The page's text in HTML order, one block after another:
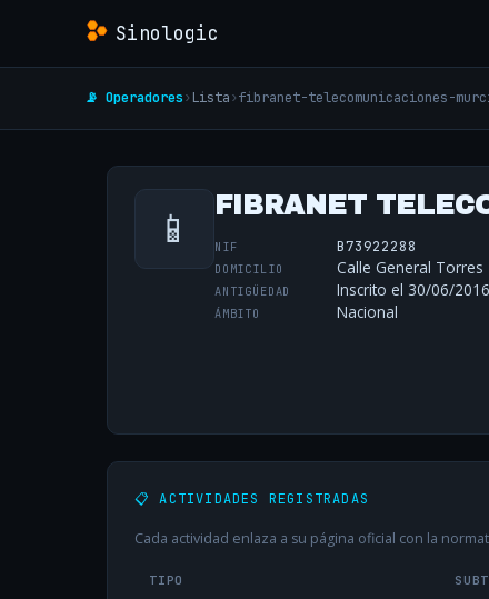
Sinologic
📡 Operadores› Lista›fibranet-telecomunicaciones-
📱 FIBRANET
NIF B73922288
DOMICILIO Calle General
ANTIGÜEDAD Inscrito el 30/06/2016
ÁMBITO Nacional
📋 ACTIVIDADES REGISTRADAS
Cada actividad enlaza a su página oficial con la
TIPO